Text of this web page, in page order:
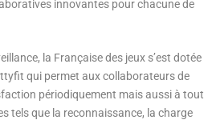
innovantes pour chacune de
la Française des jeux s’est dotée
qui permet aux collaborateurs de
périodiquement mais aussi à tout
tels que la reconnaissance, la charge